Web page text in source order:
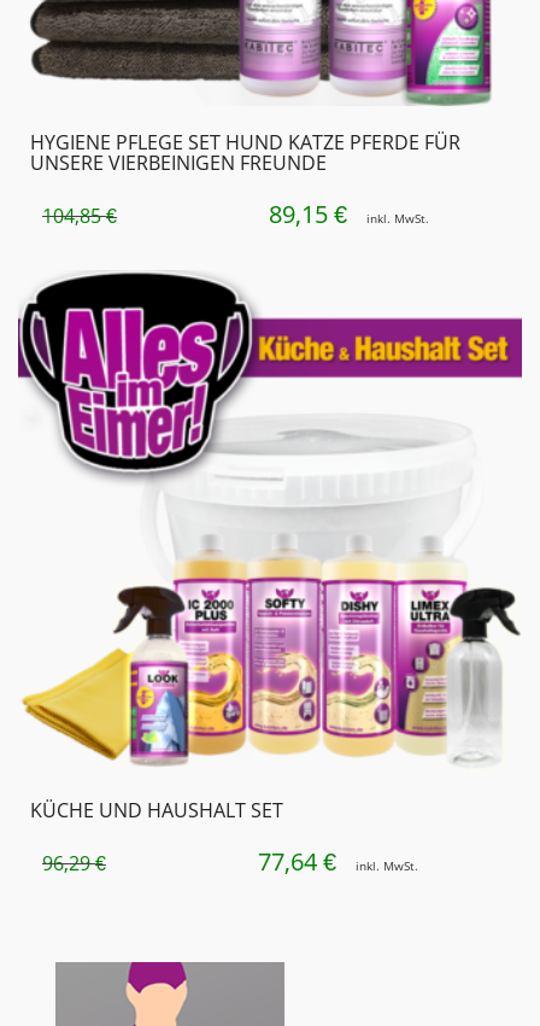
HYGIENE PFLEGE SET HUND KATZE PFERDE FÜR
UNSERE VIERBEINIGEN FREUNDE
104,85€
URSPRÜNGLICHER
104,85 €
89,15 €AKTUELLER
89,15 €.
inkl. MwSt.
KÜCHE UND HAUSHALT SET
96,29€
URSPRÜNGLICHER
96,29 €
77,64 €AKTUELLER
inkl. MwSt.